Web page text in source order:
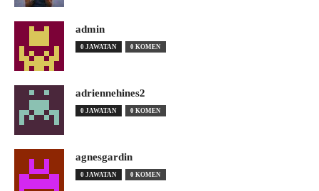
admin
0 JAWATAN 0 KOMEN
adriennehines2
0 JAWATAN 0 KOMEN
agnesgardin
0 JAWATAN 0 KOMEN